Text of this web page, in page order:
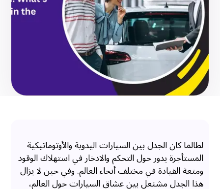
لطالما كان الجدل بين السيارات اليدوية والأوتوماتيكية
المستأجرة يدور حول التحكم والادخار في استهلاك الوقود
ومتعة القيادة في مختلف أنحاء العالم. وفي حين لا يزال
هذا الجدل مشتعل بين عشاق السيارات حول العالم،